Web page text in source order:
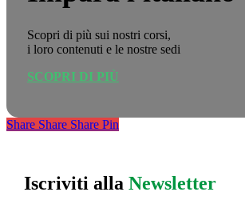
Scopri di più sui nostri corsi,
i loro contenuti e le nostre sedi
SCOPRI DI PIÙ
Share
Share Share Share Pin
Iscriviti alla Newsletter